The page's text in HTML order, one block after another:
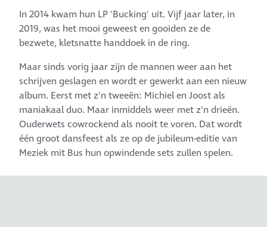
In 2014 kwam hun LP 'Bucking' uit. Vijf jaar later, in
2019, was het mooi geweest en gooiden ze de
bezwete, kletsnatte handdoek in de ring.
Maar sinds vorig jaar zijn de mannen weer aan het
schrijven geslagen en wordt er gewerkt aan een nieuw
album. Eerst met z'n tweeën: Michiel en Joost als
maniakaal duo. Maar inmiddels weer met z'n drieën.
Ouderwets cowrockend als nooit te voren. Dat wordt
één groot dansfeest als ze op de jubileum-editie van
Meziek mit Bus hun opwindende sets zullen spelen.